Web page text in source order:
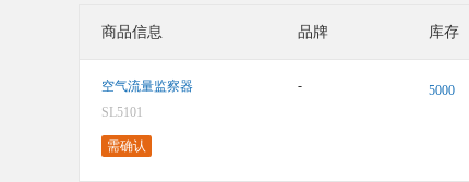
商品信息 品牌 库存
空气流量监察器
SL5101
需确认
- 5000